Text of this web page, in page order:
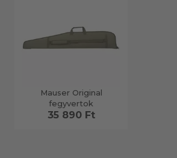
Mauser Original
fegyvertok
35 890 Ft